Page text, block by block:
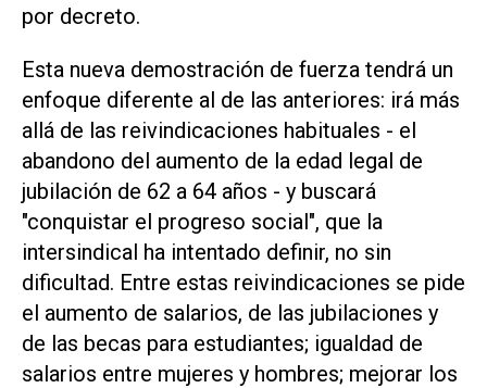
por decreto.
Esta nueva demostración de fuerza tendrá un
enfoque diferente al de las anteriores: irá más
allá de las reivindicaciones habituales - el
abandono del aumento de la edad legal de
jubilación de 62 a 64 años - y buscará
"conquistar el progreso social", que la
intersindical ha intentado definir, no sin
dificultad. Entre estas reivindicaciones se pide
el aumento de salarios, de las jubilaciones y
de las becas para estudiantes; igualdad de
salarios entre mujeres y hombres; mejorar los